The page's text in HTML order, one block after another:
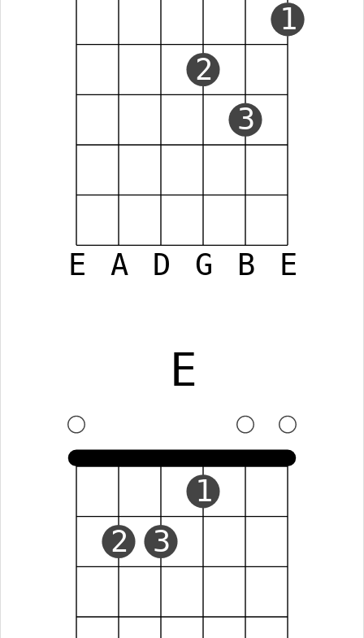
E A D G B E
2
3
1
E
2 3
1